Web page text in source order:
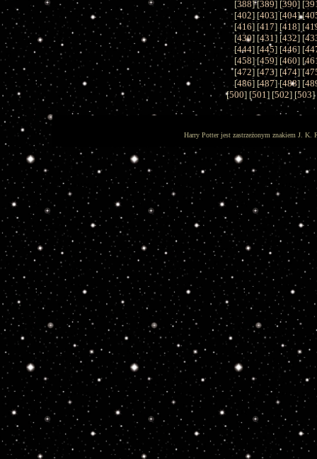
[388] [389] [390] [
[402] [403] [404] [
[416] [417] [418] [
[430] [431] [432] [
[444] [445] [446] [
[458] [459] [460] [
[472] [473] [474] [
[486] [487] [488] [
[500] [501] [502] [503]
Harry Potter jest zastrzeżonym znakiem J. K.